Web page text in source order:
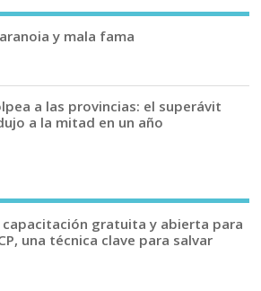
y mala fama
a las provincias: el superávit
a la mitad en un año
capacitación gratuita y abierta para
una técnica clave para salvar